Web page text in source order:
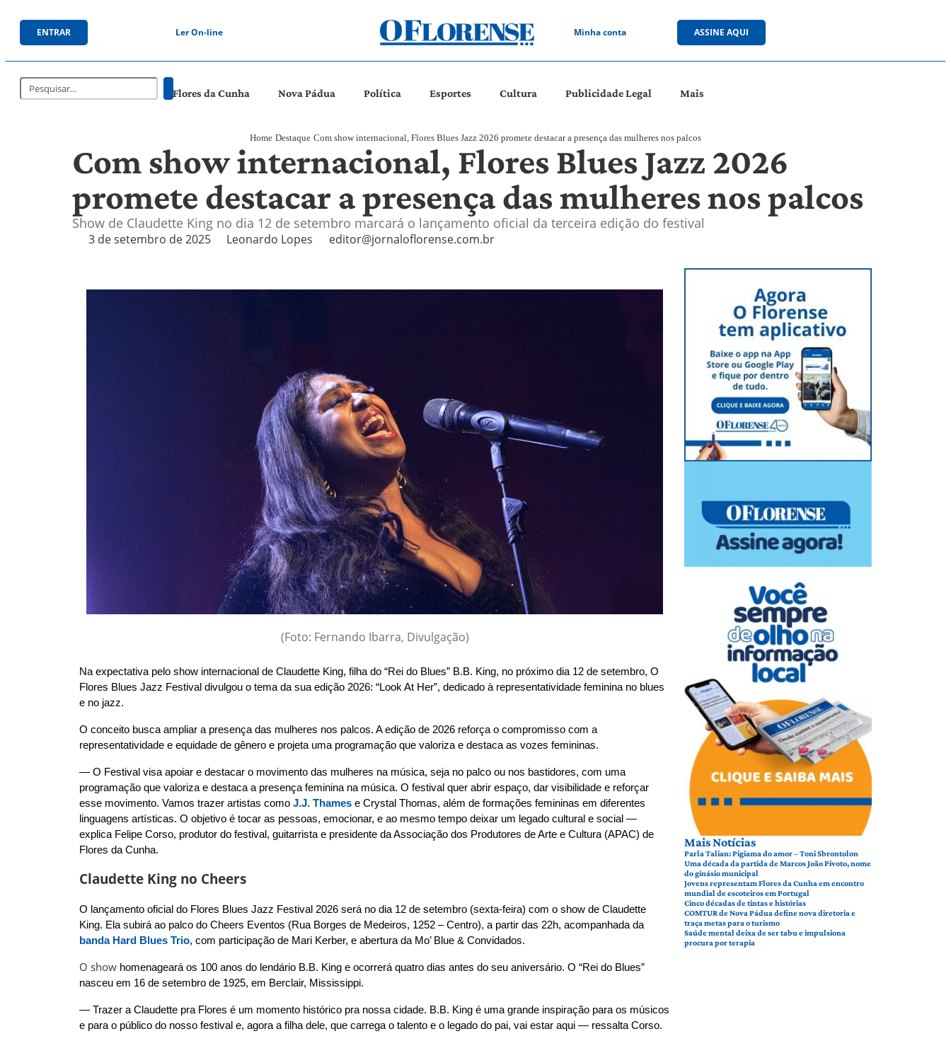
ENTRAR Ler On-line Minha conta ASSINE AQUI
Flores da Cunha Nova Pádua Política Esportes Cultura Publicidade Legal Mais
Home Destaque Com show internacional, Flores Blues Jazz 2026 promete destacar a presença das mulheres nos palcos
Com show internacional, Flores Blues Jazz 2026
promete destacar a presença das mulheres nos palcos
Show de Claudette King no dia 12 de setembro marcará o lançamento oficial da terceira edição do festival
3 de setembro de 2025 Leonardo Lopes editor@jornaloflorense.com.br
(Foto: Fernando Ibarra, Divulgação)
Na expectativa pelo show internacional de Claudette King, filha do “Rei do Blues” B.B. King, no próximo dia 12 de setembro, O
Flores Blues Jazz Festival divulgou o tema da sua edição 2026: “Look At Her”, dedicado à representatividade feminina no blues
e no jazz.
O conceito busca ampliar a presença das mulheres nos palcos. A edição de 2026 reforça o compromisso com a
representatividade e equidade de gênero e projeta uma programação que valoriza e destaca as vozes femininas.
— O Festival visa apoiar e destacar o movimento das mulheres na música, seja no palco ou nos bastidores, com uma
programação que valoriza e destaca a presença feminina na música. O festival quer abrir espaço, dar visibilidade e reforçar
esse movimento. Vamos trazer artistas como J.J. Thames e Crystal Thomas, além de formações femininas em diferentes
linguagens artísticas. O objetivo é tocar as pessoas, emocionar, e ao mesmo tempo deixar um legado cultural e social —
explica Felipe Corso, produtor do festival, guitarrista e presidente da Associação dos Produtores de Arte e Cultura (APAC) de
Flores da Cunha.
Claudette King no Cheers
O lançamento oficial do Flores Blues Jazz Festival 2026 será no dia 12 de setembro (sexta-feira) com o show de Claudette
King. Ela subirá ao palco do Cheers Eventos (Rua Borges de Medeiros, 1252 – Centro), a partir das 22h, acompanhada da
banda Hard Blues Trio, com participação de Mari Kerber, e abertura da Mo’ Blue & Convidados.
O show homenageará os 100 anos do lendário B.B. King e ocorrerá quatro dias antes do seu aniversário. O “Rei do Blues”
nasceu em 16 de setembro de 1925, em Berclair, Mississippi.
— Trazer a Claudette pra Flores é um momento histórico pra nossa cidade. B.B. King é uma grande inspiração para os músicos
e para o público do nosso festival e, agora a filha dele, que carrega o talento e o legado do pai, vai estar aqui — ressalta Corso.
Mais Notícias
Parla Talian: Pigiama do amor – Toni Sbrontolon
Uma década da partida de Marcos João Pivoto, nome
do ginásio municipal
Jovens representam Flores da Cunha em encontro
mundial de escoteiros em Portugal
Cinco décadas de tintas e histórias
COMTUR de Nova Pádua define nova diretoria e
traça metas para o turismo
Saúde mental deixa de ser tabu e impulsiona
procura por terapia